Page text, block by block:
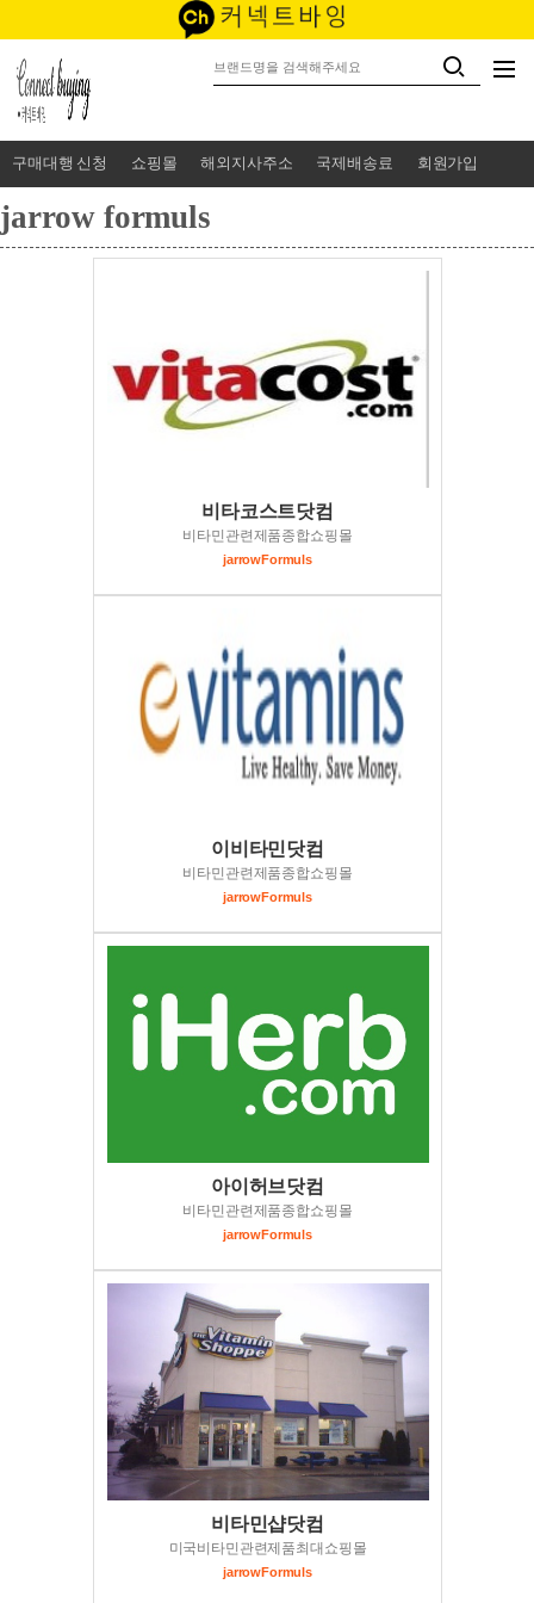
구매대행 신청 쇼핑몰 해외지사주소 국제배송료 회원가입
jarrow formuls
비타코스트닷컴
비타민관련제품종합쇼핑몰
jarrowFormuls
이비타민닷컴
비타민관련제품종합쇼핑몰
jarrowFormuls
아이허브닷컴
비타민관련제품종합쇼핑몰
jarrowFormuls
비타민샵닷컴
미국비타민관련제품최대쇼핑몰
jarrowFormuls